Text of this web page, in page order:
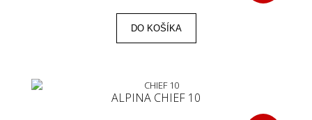
DO KOŠÍKA
ALPINA CHIEF 10